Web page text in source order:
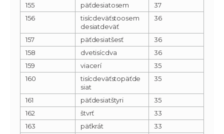
155
päťdesiatosem
37
156
tisícdeväťstoosem
desiatdeväť
36
157 päťdesiatšesť
36
158
dvetisícdva
36
159
viacerí
35
160
tisícdeväťstopäťde
siat
35
161 päťdesiatštyri
35
162
štvrť
33
163
päťkrát
33